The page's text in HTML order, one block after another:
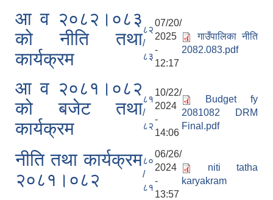
आ व २०८२।०८३
को नीति तथा
कार्यक्रम
८२
/
८३
07/20/
2025
-
12:17
गाउँपालिका नीति
2082.083.pdf
आ व २०८१।०८२
को बजेट तथा
कार्यक्रम
८१
/
८२
10/22/
2024
-
14:06
Budget fy
2081082 DRM
Final.pdf
नीति तथा कार्यक्रम
२०८१।०८२
८०
/
८१
06/26/
2024
-
13:57
niti tatha
karyakram